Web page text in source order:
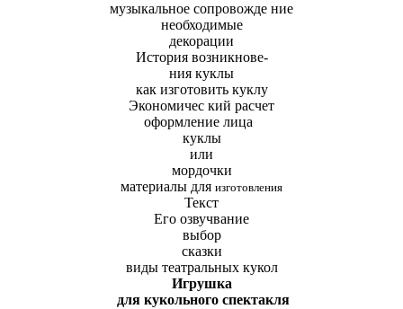
музыкальное сопровожде ние
необходимые
декорации
История возникнове-
ния куклы
как изготовить куклу
Экономичес кий расчет
оформление лица
куклы
или
мордочки
материалы для изготовления
Текст
Его озвучвание
выбор
сказки
виды театральных кукол
Игрушка
для кукольного спектакля